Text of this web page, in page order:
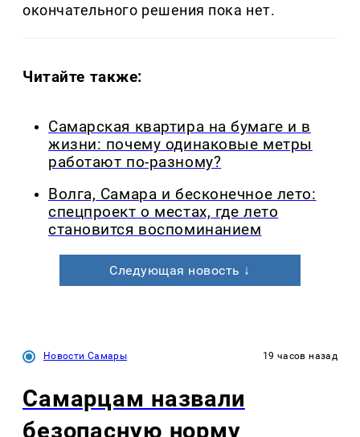
окончательного решения пока нет.
Читайте также:
Самарская квартира на бумаге и в
жизни: почему одинаковые метры
работают по-разному?
Волга, Самара и бесконечное лето:
спецпроект о местах, где лето
становится воспоминанием
Следующая новость ↓
Новости Самары 19 часов назад
Самарцам назвали
безопасную норму